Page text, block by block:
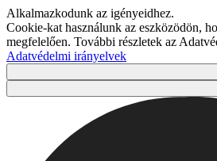
Alkalmazkodunk az igényeidhez.
Cookie-kat használunk az eszközödön,
megfelelően. További részletek az
Adatvédelmi irányelvek